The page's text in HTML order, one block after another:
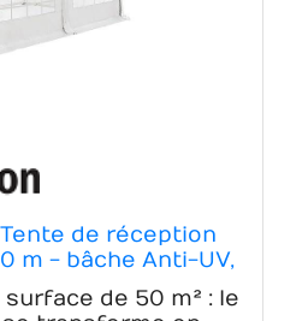
de réception
m - bâche Anti-UV,
Flexibles -
Stable, Grand -
surface de 50 m² : le